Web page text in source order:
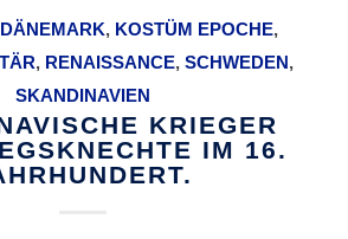
DÄNEMARK, KOSTÜM EPOCHE,
, RENAISSANCE,SCHWEDEN,
SKANDINAVIEN
KRIEGER
IM 16.